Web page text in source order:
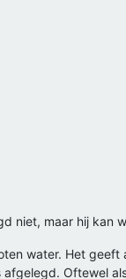
niet, maar hij kan
water. Het
Oftewel